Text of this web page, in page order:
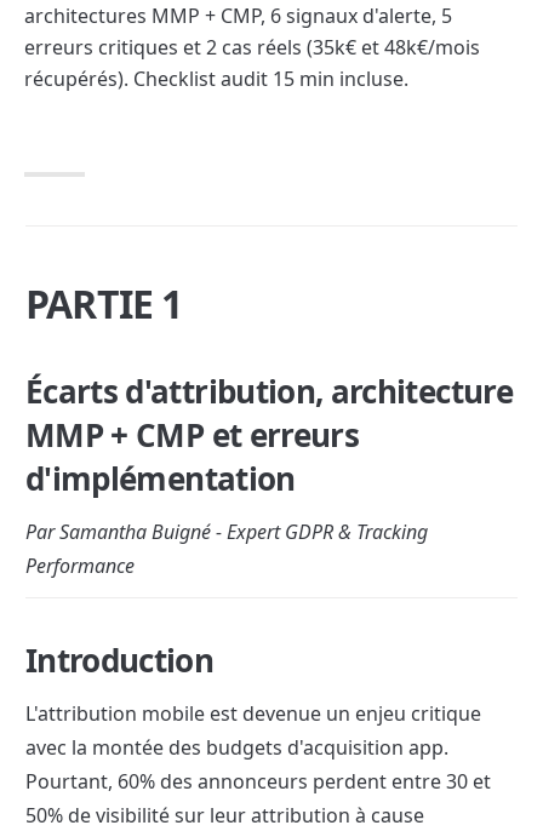
architectures MMP + CMP, 6 signaux d'alerte, 5
erreurs critiques et 2 cas réels (35k€ et 48k€/mois
récupérés). Checklist audit 15 min incluse.
PARTIE 1
Écarts d'attribution, architecture
MMP + CMP et erreurs
d'implémentation
Par Samantha Buigné - Expert GDPR & Tracking
Performance
Introduction
L'attribution mobile est devenue un enjeu critique
avec la montée des budgets d'acquisition app.
Pourtant, 60% des annonceurs perdent entre 30 et
50% de visibilité sur leur attribution à cause